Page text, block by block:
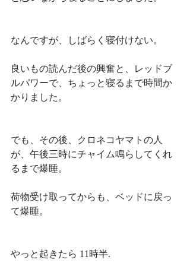
なんですが、しばらく寝付けない。
良いもの読んだ後の興奮と、レッドブ
ルパワーで、ちょっと寝るまで時間か
かりました。
でも、その後、クロネコヤマトの人
が、午後三時にチャイム鳴らしてくれ
るまで爆睡。
荷物受け取ってからも、ベッドに戻っ
て爆睡。
やっと起きたら 11時半.